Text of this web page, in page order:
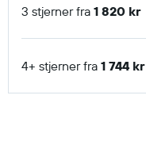
3 stjerner fra 1 820 kr
4+ stjerner fra 1 744 kr